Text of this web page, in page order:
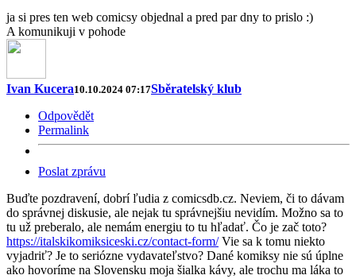
ja si pres ten web comicsy objednal a pred par dny to prislo :)
A komunikuji v pohode
Ivan Kucera10.10.2024 07:17Sběratelský klub
Odpovědět
Permalink
Poslat zprávu
Buďte pozdravení, dobrí ľudia z comicsdb.cz. Neviem, či to dávam
do správnej diskusie, ale nejak tu správnejšiu nevidím. Možno sa to
tu už preberalo, ale nemám energiu to tu hľadať. Čo je zač toto?
https://italskikomiksiceski.cz/contact-form/Vie sa k tomu niekto
vyjadriť? Je to seriózne vydavateľstvo? Dané komiksy nie sú úplne
ako hovoríme na Slovensku moja šialka kávy, ale trochu ma láka to